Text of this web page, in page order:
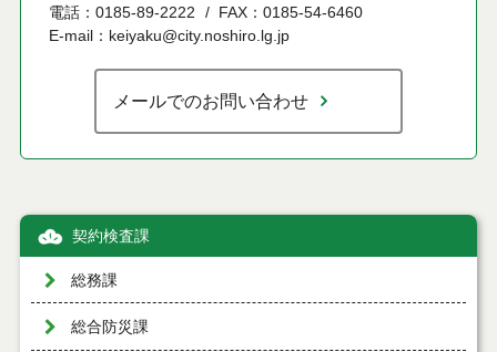
電話：0185-89-2222
FAX：0185-54-6460
E-mail：keiyaku@city.noshiro.lg.jp
メールでのお問い合わせ
契約検査課
総務課
総合防災課